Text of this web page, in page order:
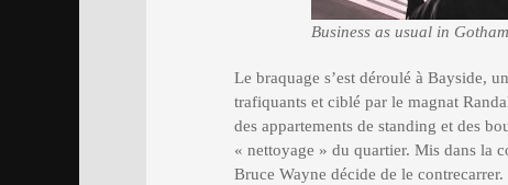
Business as usual in Gotham
Le braquage s’est déroulé à Bayside,
trafiquants et ciblé par le magnat
des appartements de standing et des
« nettoyage » du quartier. Mis dans la
Bruce Wayne décide de le contrecarrer.